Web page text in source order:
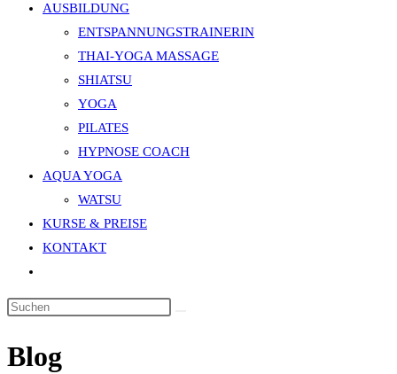
AUSBILDUNG
ENTSPANNUNGSTRAINERIN
THAI-YOGA MASSAGE
SHIATSU
YOGA
PILATES
HYPNOSE COACH
AQUA YOGA
WATSU
KURSE & PREISE
KONTAKT
umschalten
Blog